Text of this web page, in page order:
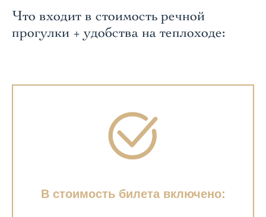
Что входит в стоимость речной
прогулки + удобства на теплоходе:
В стоимость билета включено: